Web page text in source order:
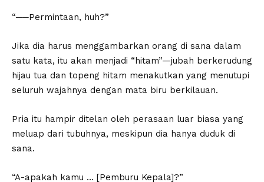
“──Permintaan, huh?”
Jika dia harus menggambarkan orang di sana dalam
satu kata, itu akan menjadi “hitam”—jubah berkerudung
hijau tua dan topeng hitam menakutkan yang menutupi
seluruh wajahnya dengan mata biru berkilauan.
Pria itu hampir ditelan oleh perasaan luar biasa yang
meluap dari tubuhnya, meskipun dia hanya duduk di
sana.
“A-apakah kamu … [Pemburu Kepala]?”